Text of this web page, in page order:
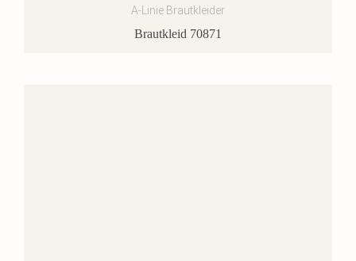
A-Linie Brautkleider
Brautkleid 70871